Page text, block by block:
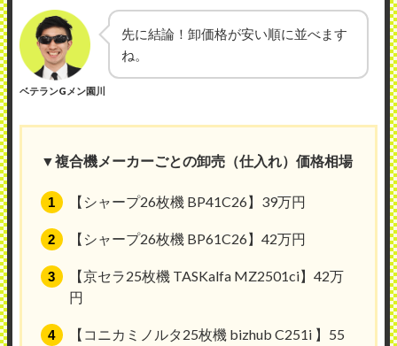
ベテランGメン園川
先に結論！卸価格が安い順に並べます
ね。
▼複合機メーカーごとの卸売（仕入れ）価格相場
【シャープ26枚機 BP41C26】39万円
【シャープ26枚機 BP61C26】42万円
【京セラ25枚機 TASKalfa MZ2501ci】42万
円
【コニカミノルタ25枚機 bizhub C251i 】55